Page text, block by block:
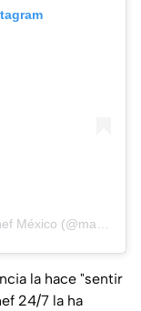
la hace "sentir
24/7 la ha